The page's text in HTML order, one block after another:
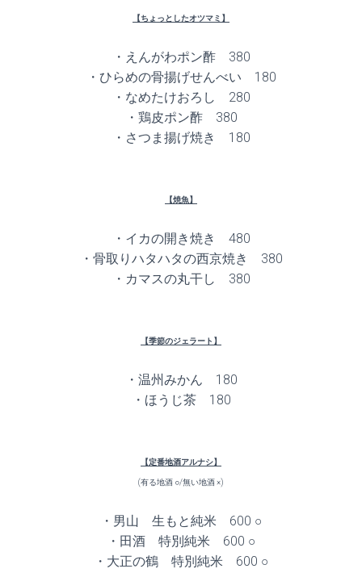
【ちょっとしたオツマミ】
・えんがわポン酢 380
・ひらめの骨揚げせんべい 180
・なめたけおろし 280
・鶏皮ポン酢 380
・さつま揚げ焼き 180
【焼魚】
・イカの開き焼き 480
・骨取りハタハタの西京焼き 380
・カマスの丸干し 380
【季節のジェラート】
・温州みかん 180
・ほうじ茶 180
【定番地酒アルナシ】
(有る地酒 ○/無い地酒 ×)
・男山 生もと純米 600 ○
・田酒 特別純米 600 ○
・大正の鶴 特別純米 600 ○